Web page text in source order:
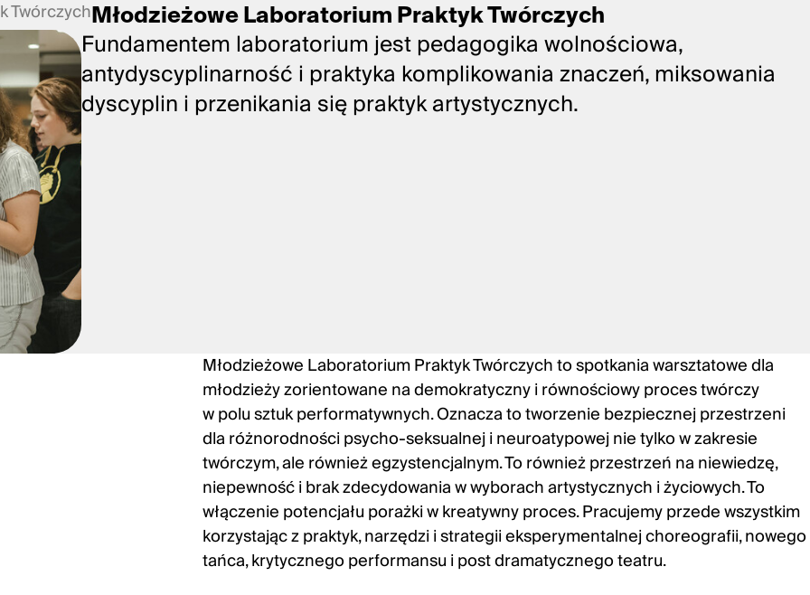
TwórczychMłodzieżowe Laboratorium Praktyk Twórczych
Fundamentem laboratorium jest pedagogika wolnościowa,
antydyscyplinarność i praktyka komplikowania znaczeń, miksowania
dyscyplin i przenikania się praktyk artystycznych.
Młodzieżowe Laboratorium Praktyk Twórczych to spotkania warsztatowe dla
młodzieży zorientowane na demokratyczny i równościowy proces twórczy
w polu sztuk performatywnych. Oznacza to tworzenie bezpiecznej przestrzeni
dla różnorodności psycho-seksualnej i neuroatypowej nie tylko w zakresie
twórczym, ale również egzystencjalnym. To również przestrzeń na niewiedzę,
niepewność i brak zdecydowania w wyborach artystycznych i życiowych. To
włączenie potencjału porażki w kreatywny proces. Pracujemy przede wszystkim
korzystając z praktyk, narzędzi i strategii eksperymentalnej choreografii, nowego
tańca, krytycznego performansu i post dramatycznego teatru.